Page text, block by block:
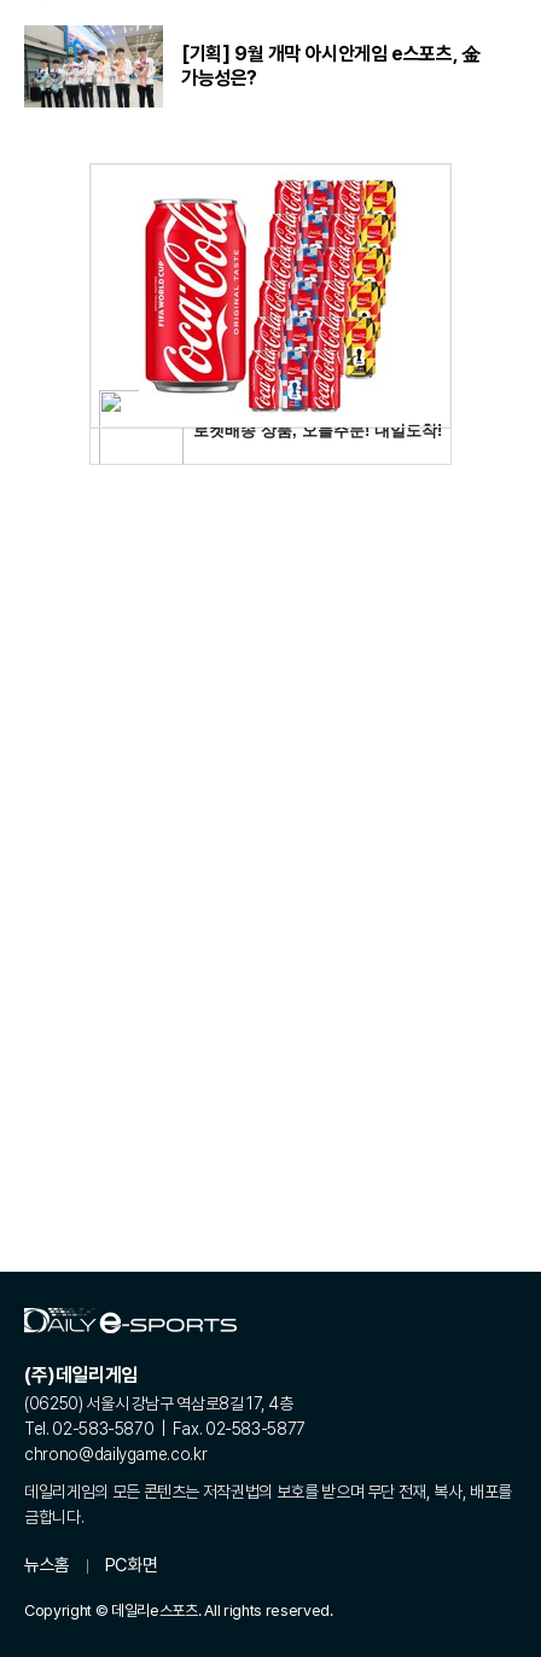
[기획] 9월 개막 아시안게임 e스포츠, 金
가능성은?
(주)데일리게임
(06250) 서울시 강남구 역삼로8길 17, 4층
Tel. 02-583-5870 | Fax. 02-583-5877
chrono@dailygame.co.kr
데일리게임의 모든 콘텐츠는 저작권법의 보호를 받으며 무단 전재, 복사, 배포를
금합니다.
뉴스홈 PC화면
Copyright © 데일리e스포츠. All rights reserved.